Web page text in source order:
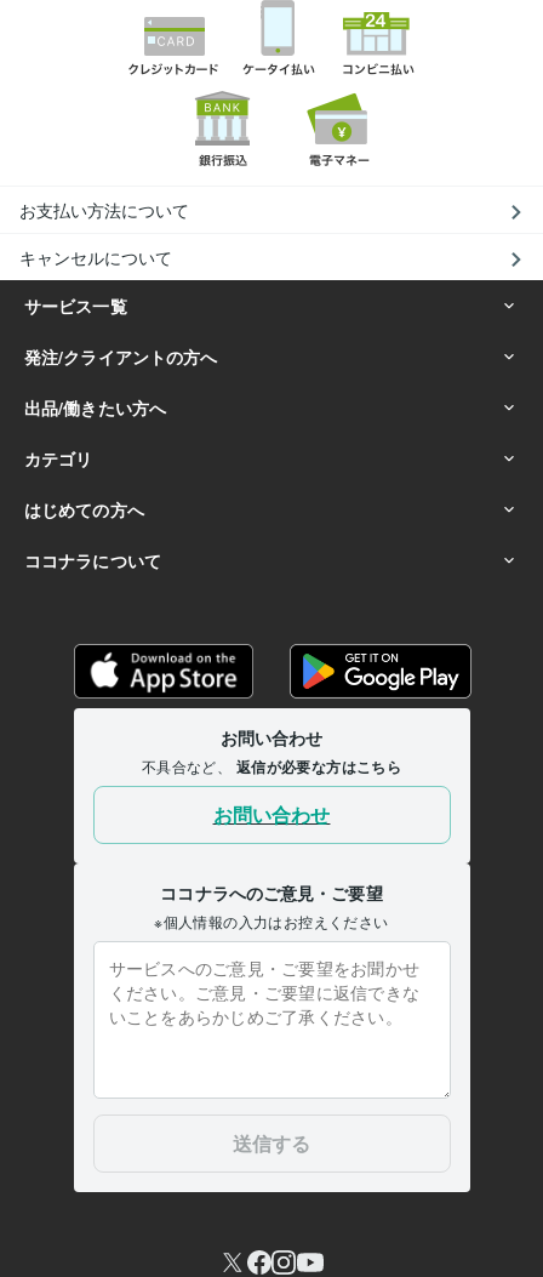
お支払い方法について
キャンセルについて